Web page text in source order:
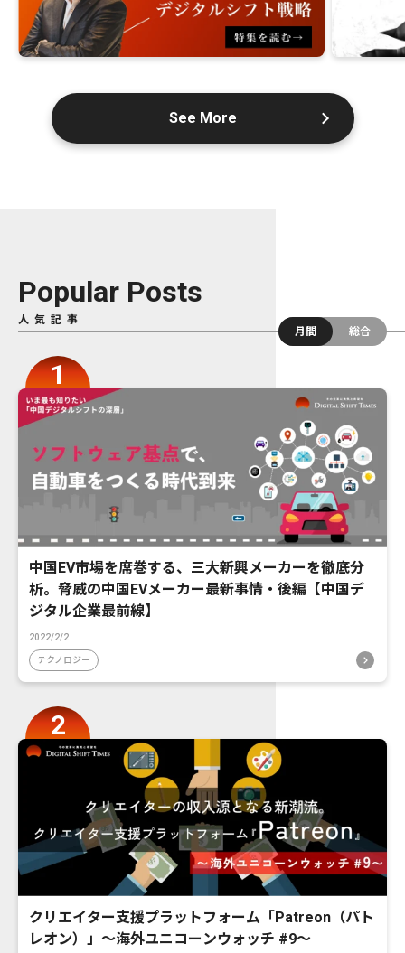
See More
Popular Posts
人気記事
月間
総合
中国EV市場を席巻する、三大新興メーカーを徹底分
析。脅威の中国EVメーカー最新事情・後編【中国デ
ジタル企業最前線】
2022/2/2
テクノロジー
クリエイター支援プラットフォーム「Patreon（パト
レオン）」〜海外ユニコーンウォッチ #9〜